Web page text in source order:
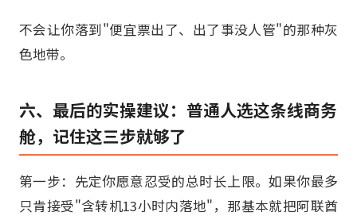
不会让你落到"便宜票出了、出了事没人管"的那种灰
色地带。
六、最后的实操建议：普通人选这条线商务
舱，记住这三步就够了
第一步：先定你愿意忍受的总时长上限。如果你最多
只肯接受"含转机13小时内落地"，那基本就把阿联酋